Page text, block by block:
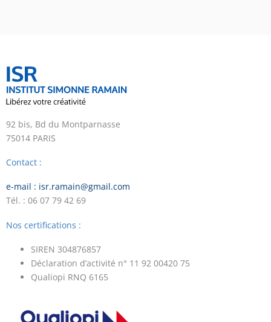
92 bis, Bd du Montparnasse
75014 PARIS
Contact :
e-mail : isr.ramain@gmail.com
Tél. : 06 07 79 42 69
Nos certifications :
SIREN 304876857
Déclaration d’activité n° 11 92 00420 75
Qualiopi RNQ 6165